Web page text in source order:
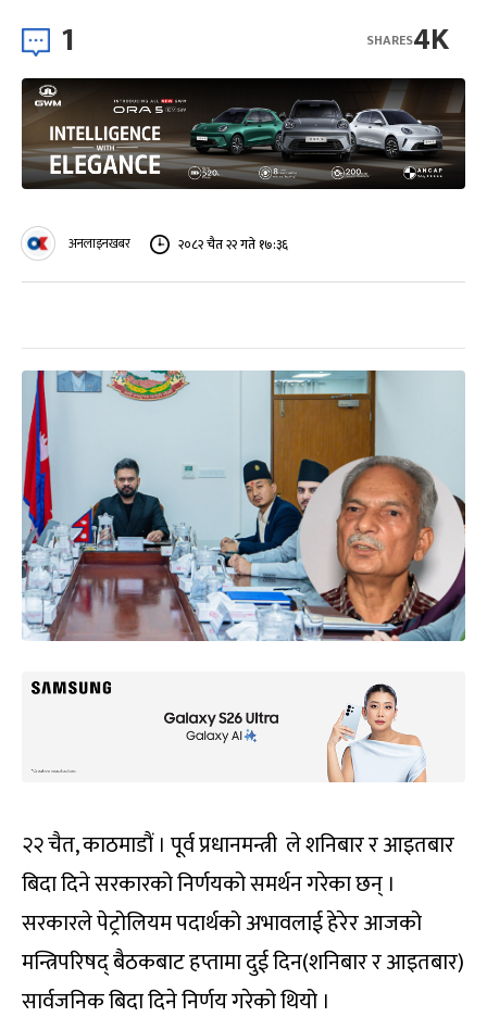
1 4K
SHARES
अनलाइनखबर २०८२ चैत २२ गते १७:३६
२२ चैत, काठमाडौं । पूर्व प्रधानमन्त्री ले शनिबार र आइतबार
बिदा दिने सरकारको निर्णयको समर्थन गरेका छन् ।
सरकारले पेट्रोलियम पदार्थको अभावलाई हेरेर आजको
मन्त्रिपरिषद् बैठकबाट हप्तामा दुई दिन(शनिबार र आइतबार)
सार्वजनिक बिदा दिने निर्णय गरेको थियो ।